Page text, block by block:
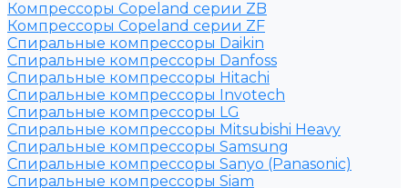
Компрессоры Copeland серии ZB
Компрессоры Copeland серии ZF
Спиральные компрессоры Daikin
Спиральные компрессоры Danfoss
Спиральные компрессоры Hitachi
Спиральные компрессоры Invotech
Спиральные компрессоры LG
Спиральные компрессоры Mitsubishi Heavy
Спиральные компрессоры Samsung
Спиральные компрессоры Sanyo (Panasonic)
Спиральные компрессоры Siam